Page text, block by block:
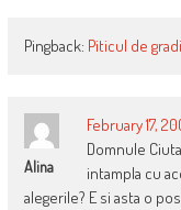
Pingback: Piticul de
Alina
February 17,
Domnule
intampla cu
alegerile? E si asta o